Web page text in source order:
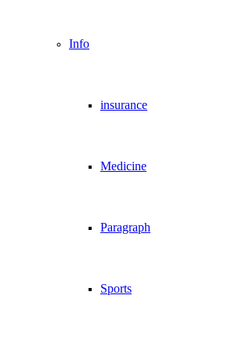
Info
insurance
Medicine
Paragraph
Sports